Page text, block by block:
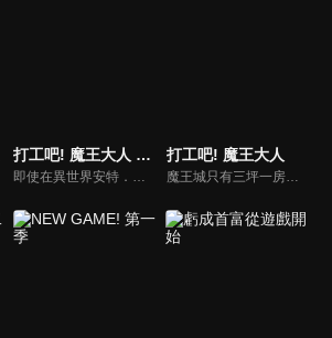
打工吧! 魔王大人 第二季
即使在異世界安特．伊蘇拉是魔王勇者，真奧貞夫與遊佐惠美在現代日本依然得辛勤工作。他們與魔王城的成員們及戀愛中的女高中生千穗等人一同習慣日本的生活，過著為錢煩惱的每一天。某天，因為出現神祕少女使得魔王城大混亂！？一下得照顧孩子、一下接連出現來自安特．伊蘇拉的訪客，但果然不工作就無法支撐家計……魔王城只有三坪一室！身為自由工作者的魔王大人所展開的平民風奇幻故事，波瀾萬丈的電視動畫第二部，現在開始！！
打工吧! 魔王大人
魔王城只有三坪一房！？這是飛特族魔王大人的庶民派幻想故事！！「打工吧！魔王大人」是一部描述魔王撒旦敗給勇者後，從異世界安特・伊蘇拉來到現代日本東京，卻受到日本社會考驗而當起飛特族工作的庶民派幻想故事。而為了追擊魔王來到日本的勇者艾米莉亞，也當起接線員維持生計。身為魔王與勇者，如今卻揮汗工作的兩人，在東京再會時究竟會發生什麼事──？